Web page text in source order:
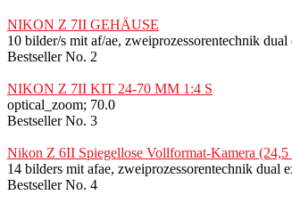
NIKON Z 7II GEHÄUSE
10 bilder/s mit af/ae, zweiprozessorentechnik
Bestseller No. 2
NIKON Z 7II KIT 24-70 MM 1:4 S
optical_zoom; 70.0
Bestseller No. 3
Nikon Z 6II Spiegellose Vollformat-Kamera
14 bilders mit afae, zweiprozessorentechnik dual
Bestseller No. 4